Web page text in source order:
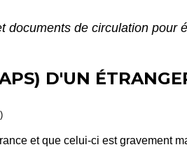
documents de circulation pour
D'UN
et que celui-ci est gravement